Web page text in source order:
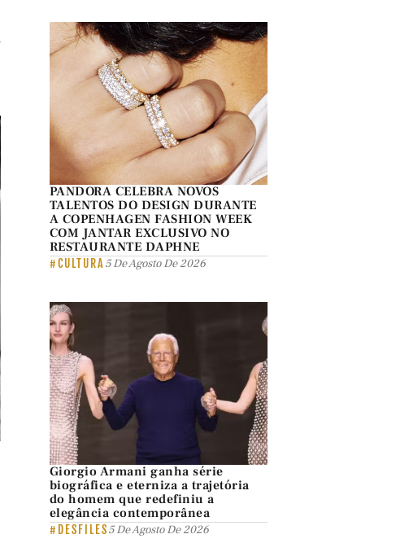
PANDORA CELEBRA NOVOS
TALENTOS DO DESIGN DURANTE
A COPENHAGEN FASHION WEEK
COM JANTAR EXCLUSIVO NO
RESTAURANTE DAPHNE
#CULTURA5 De Agosto De 2026
Giorgio Armani ganha série
biográfica e eterniza a trajetória
do homem que redefiniu a
elegância contemporânea
#DESFILES5 De Agosto De 2026